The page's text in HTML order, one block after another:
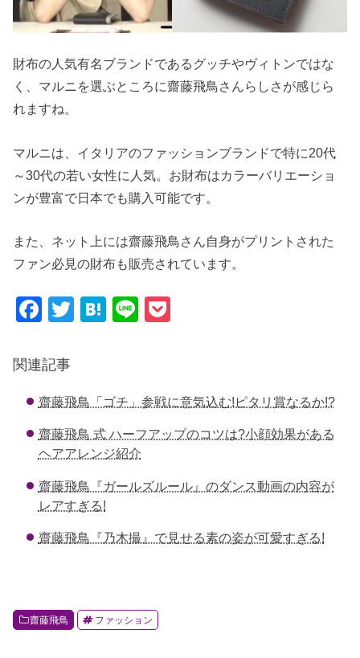
財布の人気有名ブランドであるグッチやヴィトンではな
く、マルニを選ぶところに齋藤飛鳥さんらしさが感じら
れますね。
マルニは、イタリアのファッションブランドで特に20代
～30代の若い女性に人気。お財布はカラーバリエーショ
ンが豊富で日本でも購入可能です。
また、ネット上には齋藤飛鳥さん自身がプリントされた
ファン必見の財布も販売されています。
F
c
b
o
o
k
T
H
a
Li
関連記事
齋藤飛鳥「ゴチ」参戦に意気込む!ピタリ賞なるか!?
齋藤飛鳥 式 ハーフアップのコツは?小顔効果がある
ヘアアレンジ紹介
齋藤飛鳥『ガールズルール』のダンス動画の内容が
レアすぎる!
齋藤飛鳥『乃木撮』で見せる素の姿が可愛すぎる!
齋藤飛鳥 ファッション